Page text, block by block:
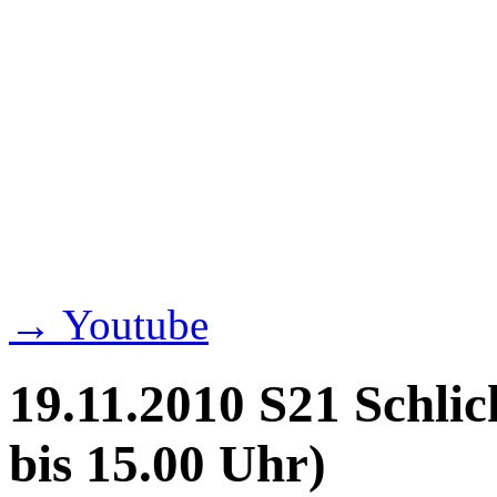
→ Youtube
19.11.2010 S21
bis 15.00 Uhr)